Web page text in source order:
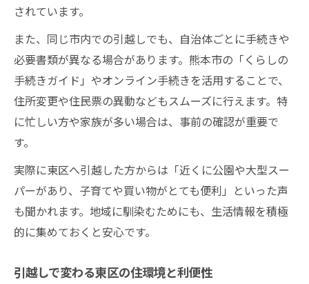
引越し先選びで重視したい医療と安全性
公園や自然豊かな東区の引越しメリット
子育て世代の引越し体験談を基に解説
されています。
また、同じ市内での引越しでも、自治体ごとに手続きや
必要書類が異なる場合があります。熊本市の「くらしの
手続きガイド」やオンライン手続きを活用することで、
住所変更や住民票の異動などもスムーズに行えます。特
に忙しい方や家族が多い場合は、事前の確認が重要で
す。
実際に東区へ引越した方からは「近くに公園や大型スー
パーがあり、子育てや買い物がとても便利」といった声
も聞かれます。地域に馴染むためにも、生活情報を積極
的に集めておくと安心です。
引越しで変わる東区の住環境と利便性